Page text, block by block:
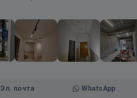
Эл. почта WhatsApp